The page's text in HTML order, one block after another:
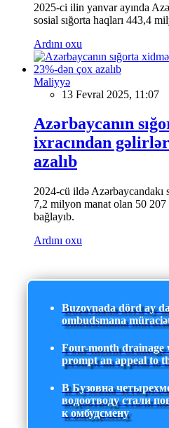
2025-ci ilin yanvar ayında
sosial sığorta haqları 443,4
Ardını oxu
Maliyyə
13 Fevral 2025, 11:07
Azərbaycanın
ixracından
azalıb
2024-cü ildə Azərbaycandakı
7,2 milyon manat olan 50 207
bağlayıb.
Ardını oxu
Buzovnada dörd ay
ombudsmana
Four-month drainage
prompt an appeal to
В Бузовна
водоотводу стали
к омбудсмену